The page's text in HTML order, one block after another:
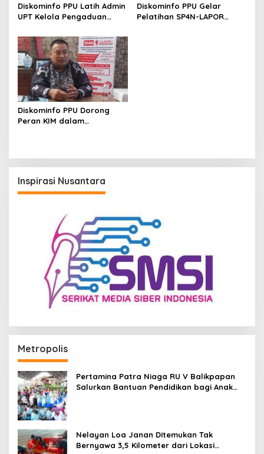
Diskominfo PPU Latih Admin
UPT Kelola Pengaduan
Diskominfo PPU Gelar
Pelatihan SP4N-LAPOR
Diskominfo PPU Dorong
Peran KIM dalam
Inspirasi Nusantara
Metropolis
Pertamina Patra Niaga RU V Balikpapan
Salurkan Bantuan Pendidikan bagi Anak
Nelayan Loa Janan Ditemukan Tak
Bernyawa 3,5 Kilometer dari Lokasi